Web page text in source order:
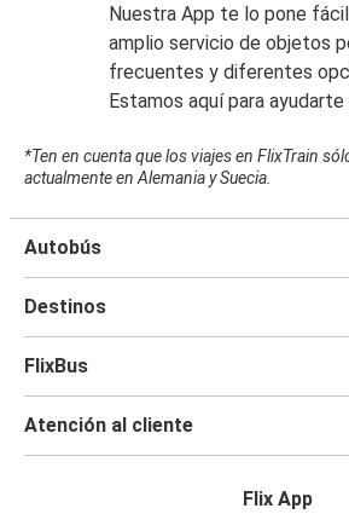
Nuestra App te lo pone
amplio servicio de objetos
frecuentes y diferentes
Estamos aquí para
*Ten en cuenta que los viajes en FlixTrain
actualmente en Alemania y Suecia.
Autobús
Destinos
FlixBus
Atención al cliente
Flix App